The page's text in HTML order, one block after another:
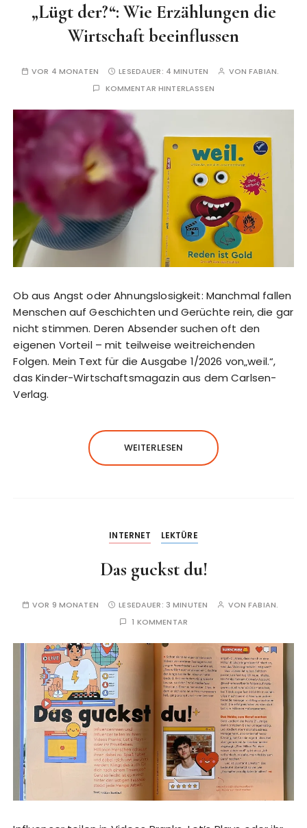
„Lügt der?“: Wie Erzählungen die
Wirtschaft beeinflussen
VOR 4 MONATEN LESEDAUER: 4 MINUTEN VONFABIAN.
KOMMENTAR HINTERLASSEN
Ob aus Angst oder Ahnungslosigkeit: Manchmal fallen
Menschen auf Geschichten und Gerüchte rein, die gar
nicht stimmen. Deren Absender suchen oft den
eigenen Vorteil – mit teilweise weitreichenden
Folgen. Mein Text für die Ausgabe 1/2026 von„weil.“,
das Kinder-Wirtschaftsmagazin aus dem Carlsen-
Verlag.
WEITERLESEN
INTERNET LEKTÜRE
Das guckst du!
VOR 9 MONATEN LESEDAUER: 3 MINUTEN VONFABIAN.
1 KOMMENTAR